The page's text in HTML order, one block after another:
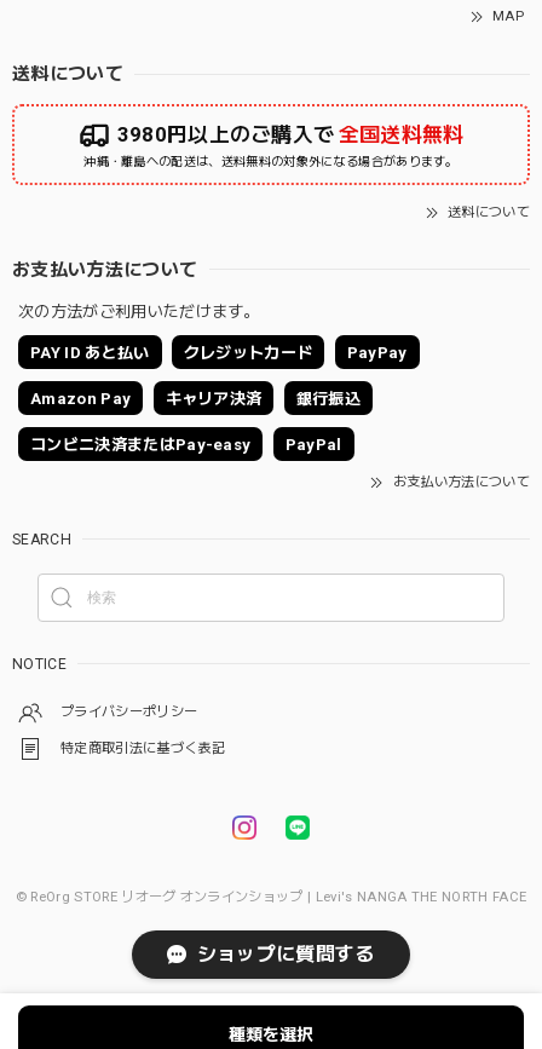
MAP
送料について
3980円以上のご購入で 全国送料無料
沖縄・離島への配送は、送料無料の対象外になる場合があります。
送料について
お支払い方法について
次の方法がご利用いただけます。
PAY ID あと払い クレジットカード PayPay
Amazon Pay キャリア決済 銀行振込
コンビニ決済またはPay-easy PayPal
お支払い方法について
SEARCH
NOTICE
プライバシーポリシー
特定商取引法に基づく表記
© ReOrg STORE リオーグ オンラインショップ | Levi's NANGA THE NORTH FACE
種類を選択
ショップに質問する